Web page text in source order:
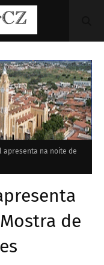
apresenta na noite de
de